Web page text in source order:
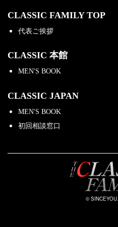
CLASSIC FAMILY TOP
代表ご挨拶
CLASSIC 本館
MEN'S BOOK
CLASSIC JAPAN
MEN'S BOOK
初回相談窓口
©